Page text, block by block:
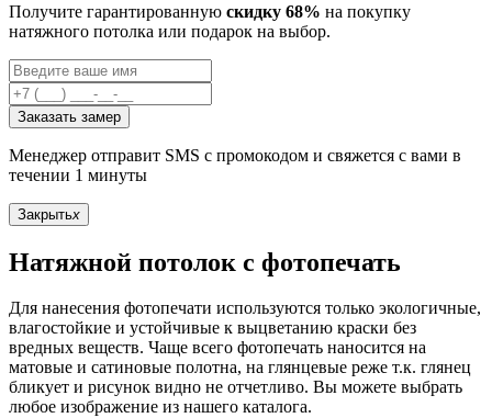
Получите гарантированную скидку 68% на покупку
натяжного потолка или подарок на выбор.
Заказать замер
Менеджер отправит SMS с промокодом и свяжется с вами в
течении 1 минуты
Закрытьx
Натяжной потолок с фотопечать
Для нанесения фотопечати используются только экологичные,
влагостойкие и устойчивые к выцветанию краски без
вредных веществ. Чаще всего фотопечать наносится на
матовые и сатиновые полотна, на глянцевые реже т.к. глянец
бликует и рисунок видно не отчетливо. Вы можете выбрать
любое изображение из нашего каталога.